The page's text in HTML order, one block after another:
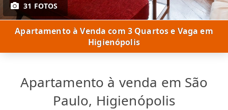
31 FOTOS
Apartamento à Venda com 3 Quartos e Vaga em
Higienópolis
Apartamento à venda em São
Paulo, Higienópolis